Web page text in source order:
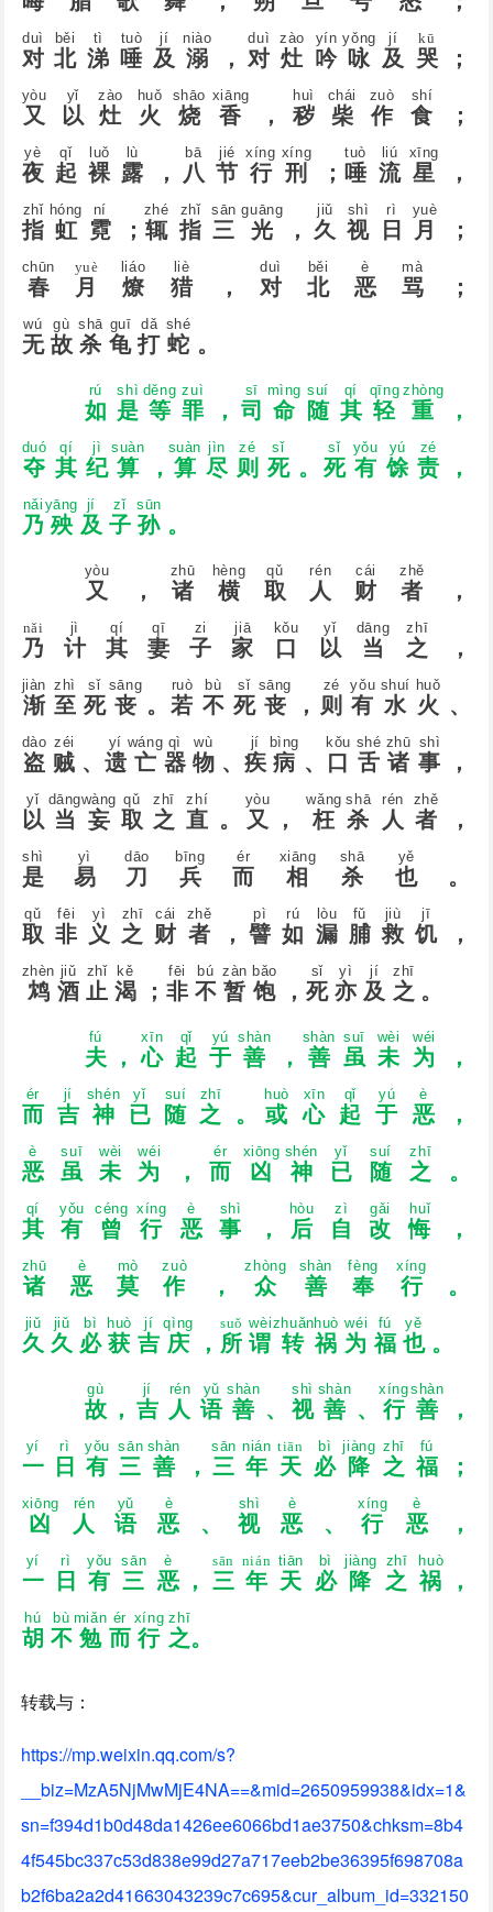
对
duì
北
běi
涕
tì
唾
tuò
及
jí
溺
niào
， 对
duì
灶
zào
吟
yín
咏
yǒnɡ
及
jí
哭
kū
；
又
yòu
以
yǐ
灶
zào
火
huǒ
烧
shāo
香
xiānɡ
， 秽
huì
柴
chái
作
zuò
食
shí
；
夜
yè
起
qǐ
裸
luǒ
露
lù
， 八
bā
节
jié
行
xínɡ
刑
xínɡ
； 唾
tuò
流
liú
星
xīnɡ
，
指
zhǐ
虹
hónɡ
霓
ní
； 辄
zhé
指
zhǐ
三
sān
光
ɡuānɡ
， 久
jiǔ
视
shì
日
rì
月
yuè
；
春
chūn
月
yuè
燎
liáo
猎
liè
， 对
duì
北
běi
恶
è
骂
mà
；
无
wú
故
ɡù
杀
shā
龟
ɡuī
打
dǎ
蛇
shé
。
如
rú
是
shì
等
děnɡ
罪
zuì
， 司
sī
命
mìnɡ
随
suí
其
qí
轻
qīnɡ
重
zhònɡ
，
夺
duó
其
qí
纪
jì
算
suàn
， 算
suàn
尽
jìn
则
zé
死
sǐ
。 死
sǐ
有
yǒu
馀
yú
责
zé
，
乃
nǎi
殃
yānɡ
及
jí
子
zǐ
孙
sūn
。
又
yòu
， 诸
zhū
横
hèng
取
qǔ
人
rén
财
cái
者
zhě
，
乃
nǎi
计
jì
其
qí
妻
qī
子
zi
家
jiā
口
kǒu
以
yǐ
当
dāng
之
zhī
，
渐
jiàn
至
zhì
死
sǐ
丧
sāng
。若
ruò
不
bù
死
sǐ
丧
sāng
， 则
zé
有
yǒu
水
shuí
火
huǒ
、
盗
dào
贼
zéi
、 遗
yí
亡
wánɡ
器
qì
物
wù
、 疾
jí
病
bìnɡ
、 口
kǒu
舌
shé
诸
zhū
事
shì
，
以
yǐ
当
dānɡ
妄
wànɡ
取
qǔ
之
zhī
直
zhí
。 又
yòu
， 枉
wǎnɡ
杀
shā
人
rén
者
zhě
，
是
shì
易
yì
刀
dāo
兵
bīnɡ
而
ér
相
xiānɡ
杀
shā
也
yě
。
取
qǔ
非
fēi
义
yì
之
zhī
财
cái
者
zhě
，譬
pì
如
rú
漏
lòu
脯
fǔ
救
jiù
饥
jī
，
鸩
zhèn
酒
jiǔ
止
zhǐ
渴
kě
； 非
fēi
不
bú
暂
zàn
饱
bǎo
， 死
sǐ
亦
yì
及
jí
之
zhī
。
夫
fú
，心
xīn
起
qǐ
于
yú
善
shàn
， 善
shàn
虽
suī
未
wèi
为
wéi
，
而
ér
吉
jí
神
shén
已
yǐ
随
suí
之
zhī
。 或
huò
心
xīn
起
qǐ
于
yú
恶
è
，
恶
è
虽
suī
未
wèi
为
wéi
， 而
ér
凶
xiōnɡ
神
shén
已
yǐ
随
suí
之
zhī
。
其
qí
有
yǒu
曾
cénɡ
行
xínɡ
恶
è
事
shì
， 后
hòu
自
zì
改
ɡǎi
悔
huǐ
，
诸
zhū
恶
è
莫
mò
作
zuò
， 众
zhònɡ
善
shàn
奉
fènɡ
行
xínɡ
。
久
jiǔ
久
jiǔ
必
bì
获
huò
吉
jí
庆
qìnɡ
， 所
suǒ
谓
wèi
转
zhuǎn
祸
huò
为
wéi
福
fú
也
yě
。
故
ɡù
， 吉
jí
人
rén
语
yǔ
善
shàn
、 视
shì
善
shàn
、 行
xínɡ
善
shàn
，
一
yí
日
rì
有
yǒu
三
sān
善
shàn
， 三
sān
年
nián
天
tiān
必
bì
降
jiànɡ
之
zhī
福
fú
；
凶
xiōnɡ
人
rén
语
yǔ
恶
è
、 视
shì
恶
è
、 行
xínɡ
恶
è
，
一
yí
日
rì
有
yǒu
三
sān
恶
è
， 三
sān
年
nián
天
tiān
必
bì
降
jiànɡ
之
zhī
祸
huò
，
胡
hú
不
bù
勉
miǎn
而
ér
行
xínɡ
之
zhī
。
转载与：
https://mp.weixin.qq.com/s?
__biz=MzA5NjMwMjE4NA==&mid=2650959938&idx=1&
sn=f394d1b0d48da1426ee6066bd1ae3750&chksm=8b4
4f545bc337c53d838e99d27a717eeb2be36395f698708a
b2f6ba2a2d41663043239c7c695&cur_album_id=332150